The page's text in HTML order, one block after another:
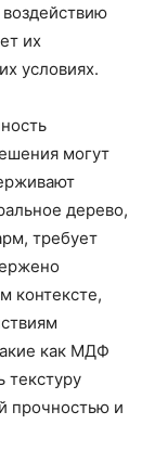
их
условиях.
могут
дерево,
требует
контексте,
как МДФ
текстуру
прочностью и